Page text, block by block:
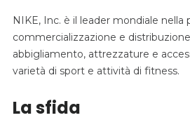
NIKE, Inc. è il leader mondiale
commercializzazione e
abbigliamento, attrezzature e
varietà di sport e attività di fitness.
La sfida